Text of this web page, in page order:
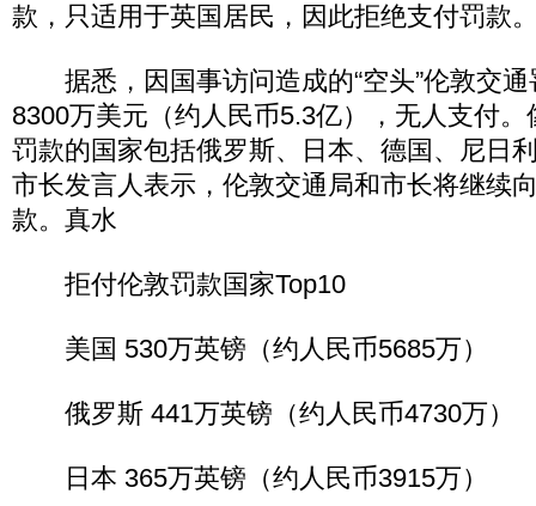
款，只适用于英国居民，因此拒绝支付罚款
据悉，因国事访问造成的“空头”伦敦交通
8300万美元（约人民币5.3亿），无人支付
罚款的国家包括俄罗斯、日本、德国、尼日
市长发言人表示，伦敦交通局和市长将继续
款。真水
拒付伦敦罚款国家Top10
美国 530万英镑（约人民币5685万）
俄罗斯 441万英镑（约人民币4730万）
日本 365万英镑（约人民币3915万）